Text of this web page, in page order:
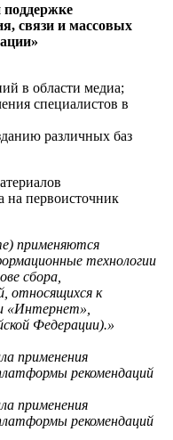
связи и массовых
в области медиа;
специалистов в
различных баз
на первоисточник
применяются
технологии
сбора,
относящихся к
«Интернет»,
Федерации).»
применения
рекомендаций
применения
рекомендаций